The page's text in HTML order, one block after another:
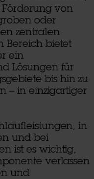
Förderung von
oder
zentralen
Bereich bietet
ein
Lösungen für
bis hin zu
– in einzigartiger
in
und bei
ist es wichtig,
verlassen
und